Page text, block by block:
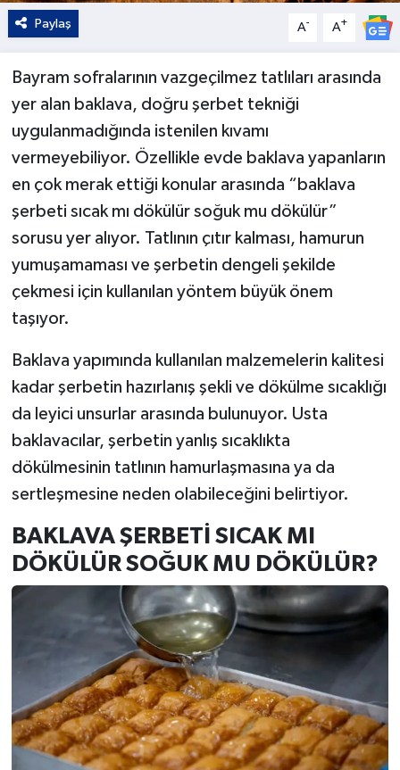
Paylaş A- A+
Bayram sofralarının vazgeçilmez tatlıları arasında
yer alan baklava, doğru şerbet tekniği
uygulanmadığında istenilen kıvamı
vermeyebiliyor. Özellikle evde baklava yapanların
en çok merak ettiği konular arasında “baklava
şerbeti sıcak mı dökülür soğuk mu dökülür”
sorusu yer alıyor. Tatlının çıtır kalması, hamurun
yumuşamaması ve şerbetin dengeli şekilde
çekmesi için kullanılan yöntem büyük önem
taşıyor.
Baklava yapımında kullanılan malzemelerin kalitesi
kadar şerbetin hazırlanış şekli ve dökülme sıcaklığı
da leyici unsurlar arasında bulunuyor. Usta
baklavacılar, şerbetin yanlış sıcaklıkta
dökülmesinin tatlının hamurlaşmasına ya da
sertleşmesine neden olabileceğini belirtiyor.
BAKLAVA ŞERBETİ SICAK MI
DÖKÜLÜR SOĞUK MU DÖKÜLÜR?